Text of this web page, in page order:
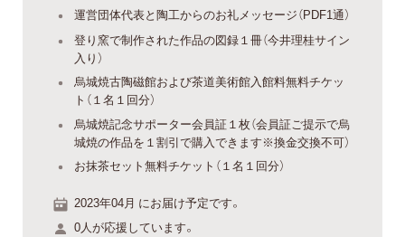
運営団体代表と陶工からのお礼メッセージ（PDF1通）
登り窯で制作された作品の図録１冊（今井理桂サイン
入り）
烏城焼古陶磁館および茶道美術館入館料無料チケッ
ト（１名１回分）
烏城焼記念サポーター会員証１枚（会員証ご提示で烏
城焼の作品を１割引で購入できます※換金交換不可）
お抹茶セット無料チケット（１名１回分）
2023年04月 にお届け予定です。
0人が応援しています。